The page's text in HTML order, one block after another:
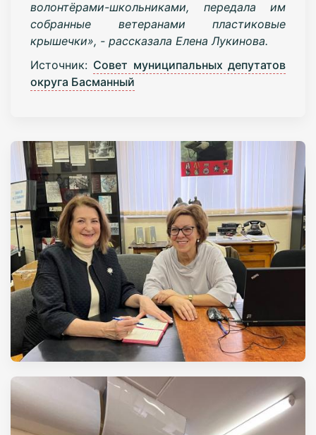
волонтёрами-школьниками, передала им
собранные ветеранами пластиковые
крышечки», - рассказала Елена Лукинова.
Источник: Совет муниципальных депутатов
округа Басманный